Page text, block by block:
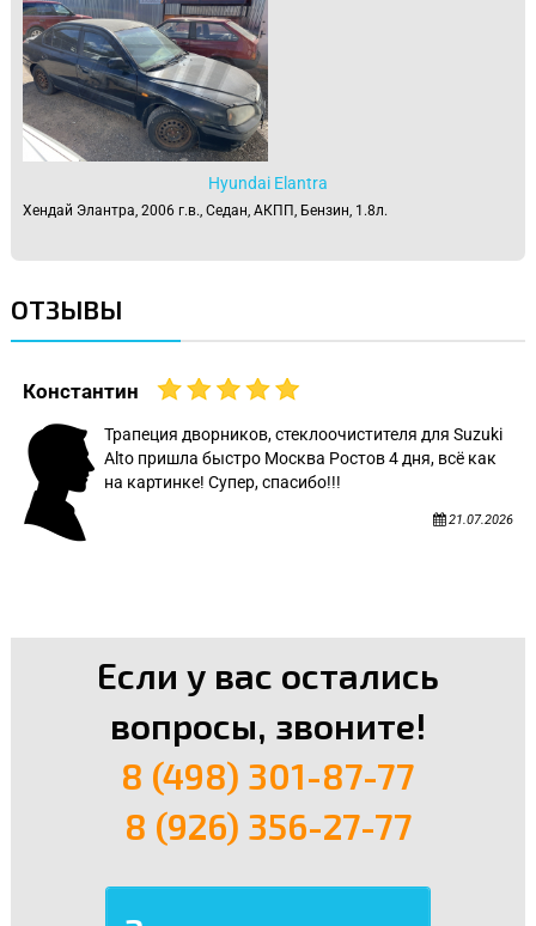
Hyundai Elantra
Хендай Элантра, 2006 г.в., Седан, АКПП, Бензин, 1.8л.
ОТЗЫВЫ
Константин
Трапеция дворников, стеклоочистителя для Suzuki
Alto пришла быстро Москва Ростов 4 дня, всё как
на картинке! Супер, спасибо!!!
21.07.2026
Если у вас остались
вопросы, звоните!
8 (498) 301-87-77
8 (926) 356-27-77